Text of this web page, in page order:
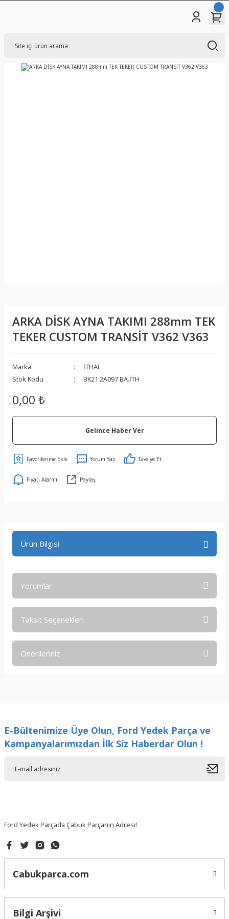
ARKA DİSK AYNA TAKIMI 288mm TEK
TEKER CUSTOM TRANSİT V362 V363
Marka
İTHAL
Stok Kodu
BK21 2A097 BA.İTH
0,00 ₺
Gelince Haber Ver
Yorum Yaz Tavsiye Et
Fiyatı Alarmı Paylaş
Ürün Bilgisi
Yorumlar
Taksit Seçenekleri
Önerileriniz
Ürün resmi kalitesiz, bozuk veya görüntülenemiyor.
Ürün açıklamasında eksik bilgiler bulunuyor.
Gönder
E-Bültenimize Üye Olun, Ford Yedek Parça ve
Kampanyalarımızdan İlk Siz Haberdar Olun !
Ford Yedek Parçada Çabuk Parçanın Adresi!
Cabukparca.com
Bilgi Arşivi